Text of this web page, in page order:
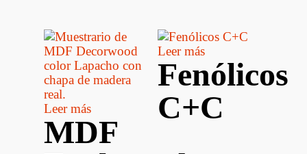
Leer más
MDF
Leer más
Fenólicos
C+C